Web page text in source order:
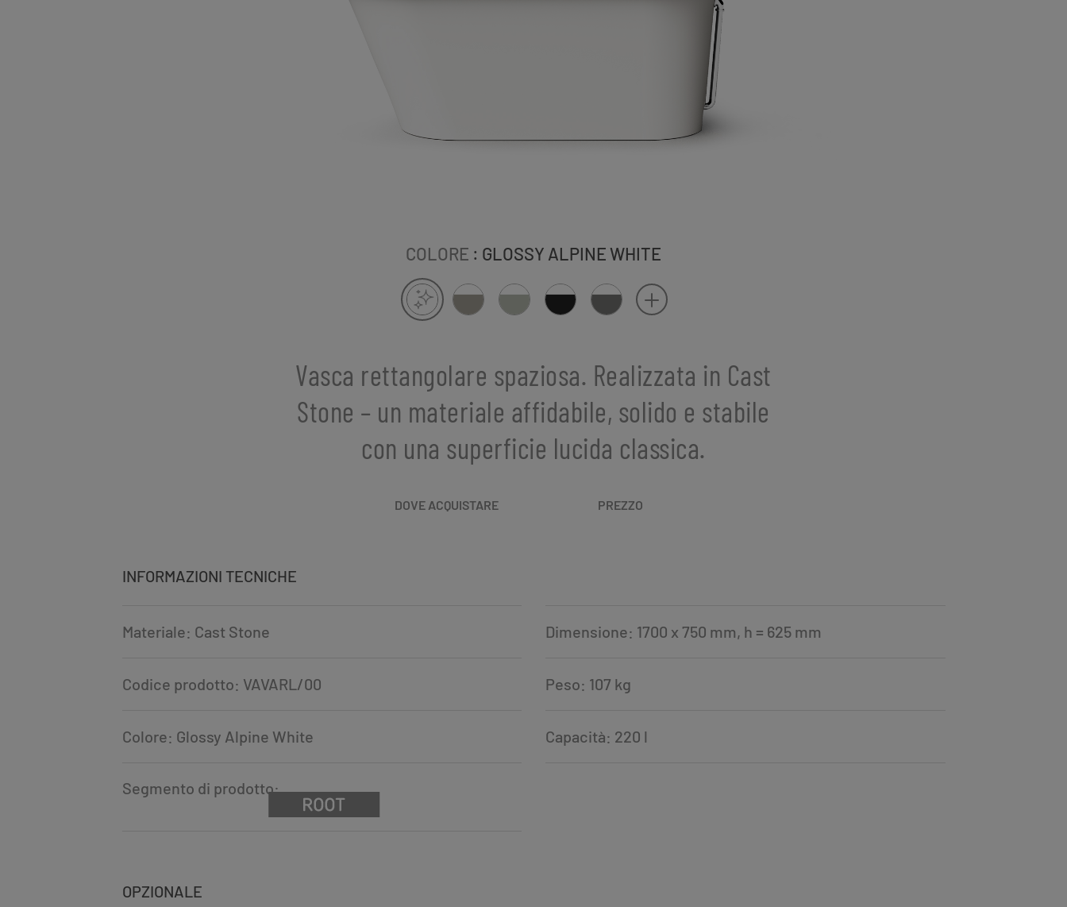
COLORE : GLOSSY ALPINE WHITE
Vasca rettangolare spaziosa. Realizzata in Cast
Stone – un materiale affidabile, solido e stabile
con una superficie lucida classica.
DOVE ACQUISTARE PREZZO
INFORMAZIONI TECNICHE
Materiale: Cast Stone Dimensione: 1700 x 750 mm, h = 625 mm
Codice prodotto: VAVARL/00 Peso: 107 kg
Colore: Glossy Alpine White Capacità: 220 l
Segmento di prodotto:
OPZIONALE